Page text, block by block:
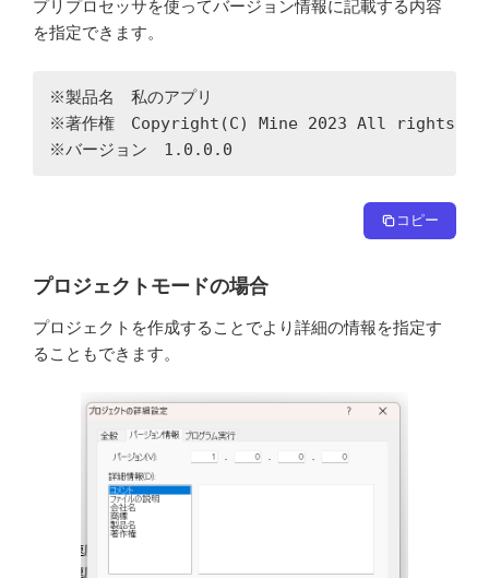
プリプロセッサを使ってバージョン情報に記載する内容
を指定できます。
※製品名　私のアプリ
※著作権　Copyright(C) Mine 2023 All rights
※バージョン　1.0.0.0
コピー
プロジェクトモードの場合
プロジェクトを作成することでより詳細の情報を指定す
ることもできます。